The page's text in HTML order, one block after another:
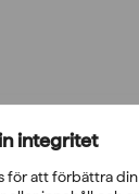
integritet
för att förbättra